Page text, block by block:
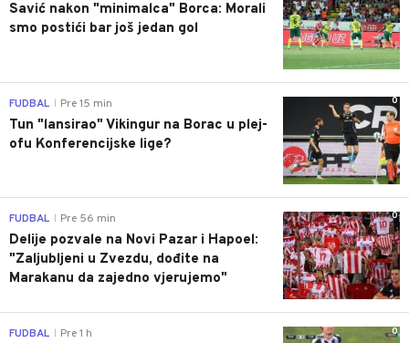
Savić nakon "minimalca" Borca: Morali
smo postići bar još jedan gol
0
FUDBAL Pre 15 min
Tun "lansirao" Vikingur na Borac u plej-
ofu Konferencijske lige?
0
FUDBAL Pre 56 min
Delije pozvale na Novi Pazar i Hapoel:
"Zaljubljeni u Zvezdu, dođite na
Marakanu da zajedno vjerujemo"
0
FUDBAL Pre 1 h